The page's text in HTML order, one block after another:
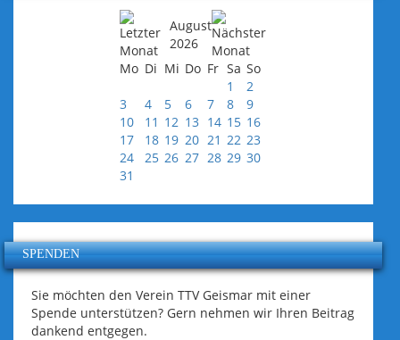
August
2026
Mo Di Mi Do Fr Sa So
1
2
3
4 5 6 7 8
9
10
11 12 13 14 15 16
17
18 19 20 21 22 23
24
25 26 27 28 29 30
31
SPENDEN
Sie möchten den Verein TTV Geismar mit einer
Spende unterstützen? Gern nehmen wir Ihren Beitrag
dankend entgegen.